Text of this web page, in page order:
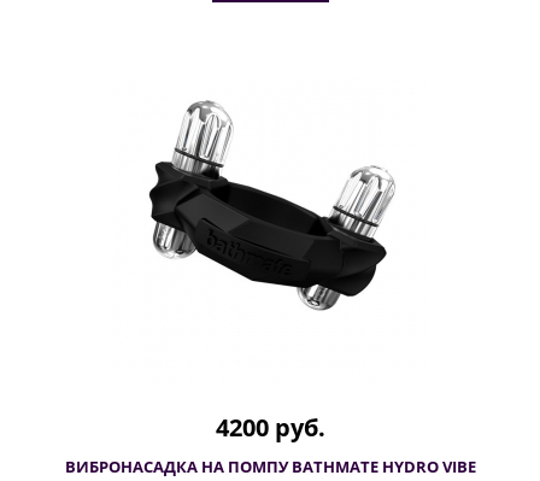
4200 руб.
ВИБРОНАСАДКА НА ПОМПУ BATHMATE HYDRO VIBE